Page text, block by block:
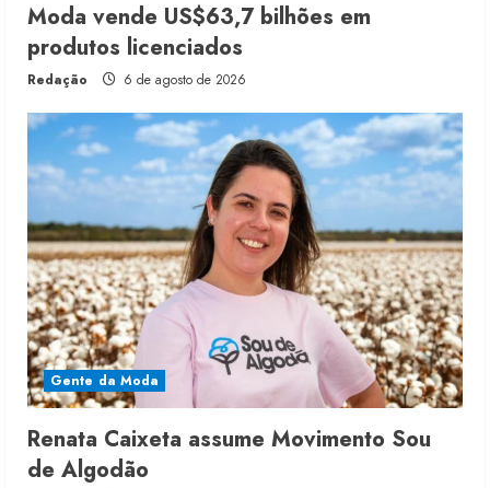
Moda vende US$63,7 bilhões em
produtos licenciados
Redação 6 de agosto de 2026
Gente da Moda
Renata Caixeta assume Movimento Sou
de Algodão